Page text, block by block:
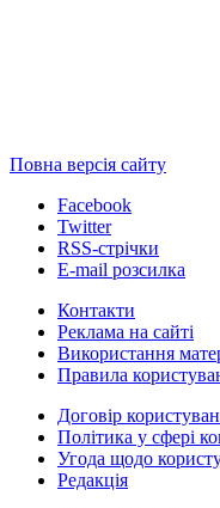
Повна версія сайту
Facebook
Twitter
RSS-стрічки
E-mail розсилка
Контакти
Реклама на сайті
Використання
Правила
Договір
Політика у сфері
Угода щодо
Редакція